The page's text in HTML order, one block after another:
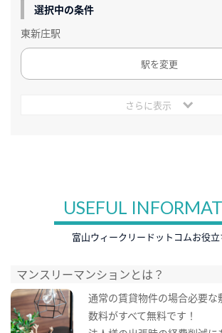
選択中の条件
東新庄駅
駅を変更
さらに表示
USEFUL
富山ウィークリードットコムお役
マンスリーマンションとは？
通常の賃貸物件の場合必要な
数料がすべて無料です！